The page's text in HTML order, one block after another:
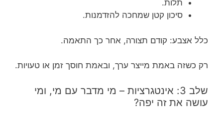
תלות.
סיכון קטן שמחכה להזדמנות.
כלל אצבע: קודם תצורה, אחר כך התאמה.
רק כשזה באמת מייצר ערך, ובאמת חוסך זמן או טעויות.
שלב 3: אינטגרציות – מי מדבר עם מי, ומי
עושה את זה יפה?